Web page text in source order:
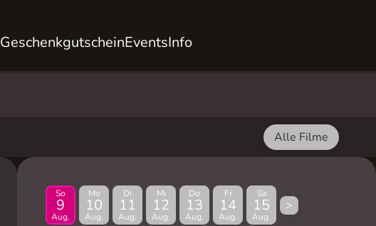
GeschenkgutscheinEventsInfo
Alle Filme
So
9
Aug.
Mo
10
Aug.
Di
11
Aug.
Mi
12
Aug.
Do
13
Aug.
Fr
14
Aug.
Sa
15
Aug.
>